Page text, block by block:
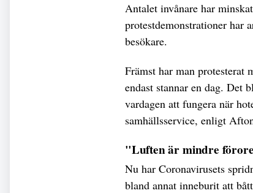
Antalet invånare har
protestdemonstrationer har
besökare.
Främst har man protesterat
endast stannar en dag. Det
vardagen att fungera när
samhällsservice, enligt
"Luften är mindre
Nu har Coronavirusets
bland annat inneburit att